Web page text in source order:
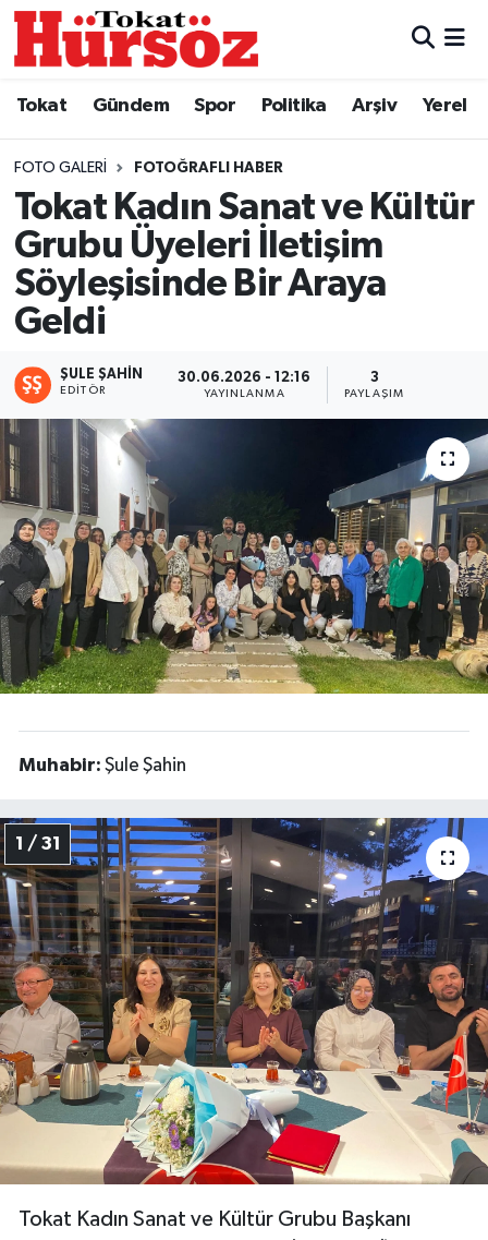
Tokat Gündem Spor Politika Arşiv Yerel
FOTO GALERI FOTOĞRAFLI HABER
Tokat Kadın Sanat ve Kültür
Grubu Üyeleri İletişim
Söyleşisinde Bir Araya
Geldi
ŞULE ŞAHIN
EDITÖR
30.06.2026 - 12:16
YAYINLANMA
3
PAYLAŞIM
Muhabir: Şule Şahin
1 / 31
Tokat Kadın Sanat ve Kültür Grubu Başkanı
Türkiye Gündemi
Gündem
Asayiş
Spor
Tokat Spor
Eğitim
Ekonomi
Sağlık
Tokat Haber
Hava Durumu
Tokat Namaz Vakitleri
Trafik Durumu
Süper Lig Puan Durumu ve Fikstür
Son Dakika Haberleri
Haber Arşivi